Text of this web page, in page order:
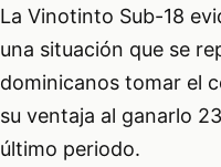
La Vinotinto Sub-18
una situación que se
dominicanos tomar el
su ventaja al ganarlo
último periodo.